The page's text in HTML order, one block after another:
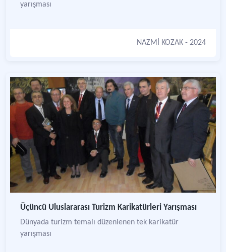
yarışması
NAZMİ KOZAK - 2024
Üçüncü Uluslararası Turizm Karikatürleri Yarışması
Dünyada turizm temalı düzenlenen tek karikatür
yarışması